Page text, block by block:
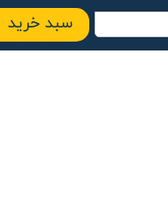
سبد خرید